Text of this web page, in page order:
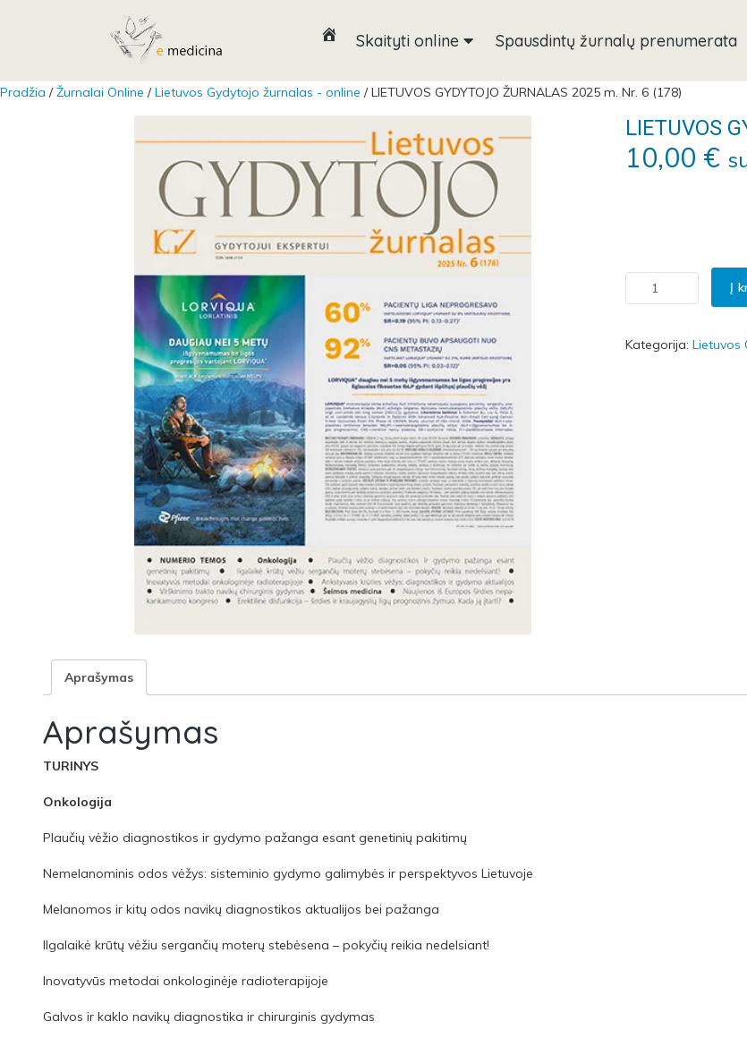
Skaityti online Spausdintų žurnalų prenumerata
Pradžia /Žurnalai Online /Lietuvos Gydytojo žurnalas - online / LIETUVOS GYDYTOJO ŽURNALAS 2025 m. Nr. 6 (178)
LIETUVOS
10,00 €
Į
Kategorija: Lietuvos
Aprašymas
Aprašymas
TURINYS
Onkologija
Plaučių vėžio diagnostikos ir gydymo pažanga esant genetinių pakitimų
Nemelanominis odos vėžys: sisteminio gydymo galimybės ir perspektyvos Lietuvoje
Melanomos ir kitų odos navikų diagnostikos aktualijos bei pažanga
Ilgalaikė krūtų vėžiu sergančių moterų stebėsena – pokyčių reikia nedelsiant!
Inovatyvūs metodai onkologinėje radioterapijoje
Galvos ir kaklo navikų diagnostika ir chirurginis gydymas